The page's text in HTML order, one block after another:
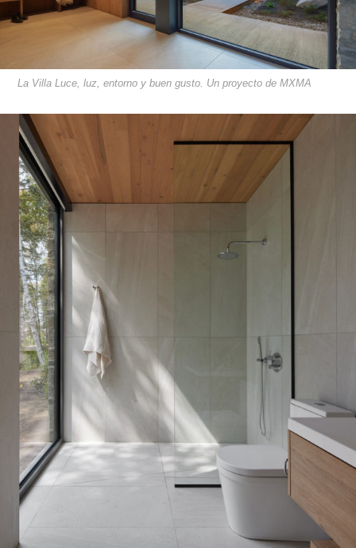
La Villa Luce, luz, entorno y buen gusto. Un proyecto de MXMA